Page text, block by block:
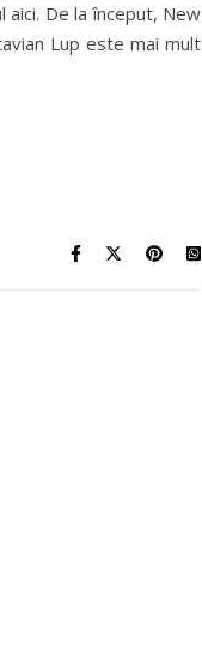
aici. De la început, New
Lup este mai mult